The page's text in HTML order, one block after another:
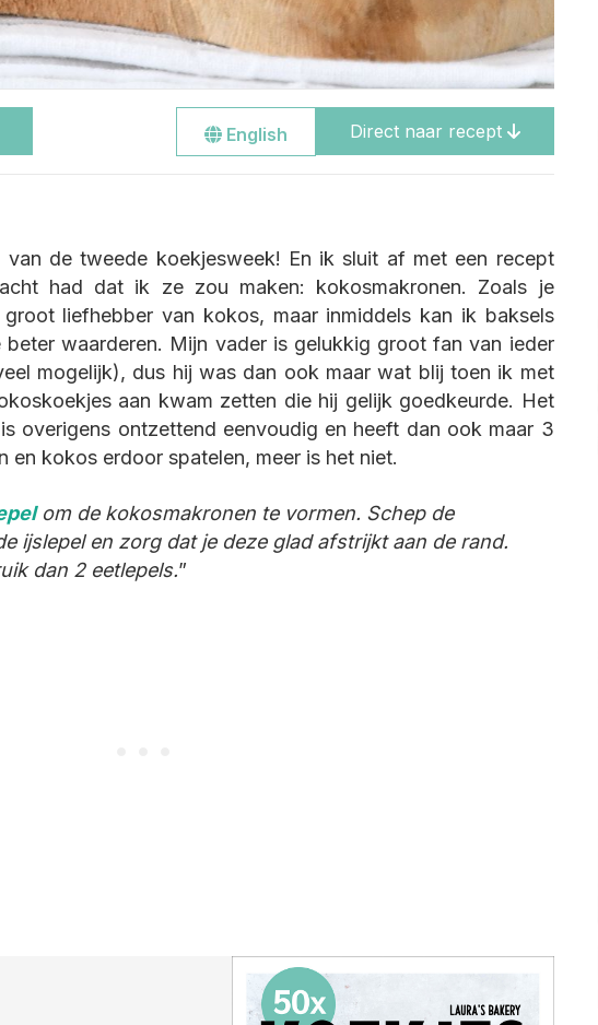
EnglishGo
to
site
Direct naar recept
de tweede koekjesweek! En ik sluit af met een recept
had dat ik ze zou maken: kokosmakronen. Zoals je
liefhebber van kokos, maar inmiddels kan ik baksels
waarderen. Mijn vader is gelukkig groot fan van ieder
mogelijk), dus hij was dan ook maar wat blij toen ik met
aan kwam zetten die hij gelijk goedkeurde. Het
overigens ontzettend eenvoudig en heeft dan ook maar 3
en kokos erdoor spatelen, meer is het niet.
om de kokosmakronen te vormen. Schep de
ijslepel en zorg dat je deze glad afstrijkt aan de rand.
dan 2 eetlepels.